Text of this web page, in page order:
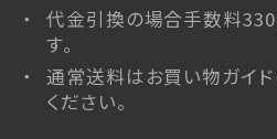
代金引換の場合手数料
す。
通常送料はお買い物ガイ
ください。
雪まろ<冷凍>
限定品